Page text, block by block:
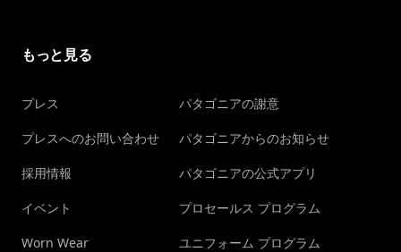
もっと見る
プレス
プレスへのお問い合わせ
採用情報
イベント
Worn Wear
パタゴニアの謝意
パタゴニアからのお知らせ
パタゴニアの公式アプリ
プロセールス プログラム
ユニフォーム プログラム